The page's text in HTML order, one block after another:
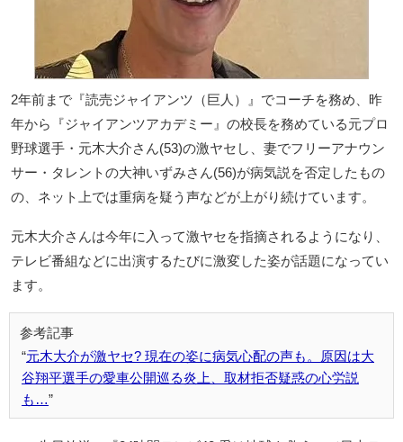
2年前まで『読売ジャイアンツ（巨人）』でコーチを務め、昨
年から『ジャイアンツアカデミー』の校長を務めている元プロ
野球選手・元木大介さん(53)の激ヤセし、妻でフリーアナウン
サー・タレントの大神いずみさん(56)が病気説を否定したもの
の、ネット上では重病を疑う声などが上がり続けています。
元木大介さんは今年に入って激ヤセを指摘されるようになり、
テレビ番組などに出演するたびに激変した姿が話題になってい
ます。
元木大介が激ヤセ? 現在の姿に病気心配の声も。原因は大
谷翔平選手の愛車公開巡る炎上、取材拒否疑惑の心労説
も…